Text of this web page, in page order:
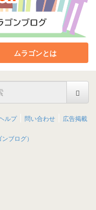
ムラゴンとは
ルプ 問い合わせ 広告掲載
ブログ）